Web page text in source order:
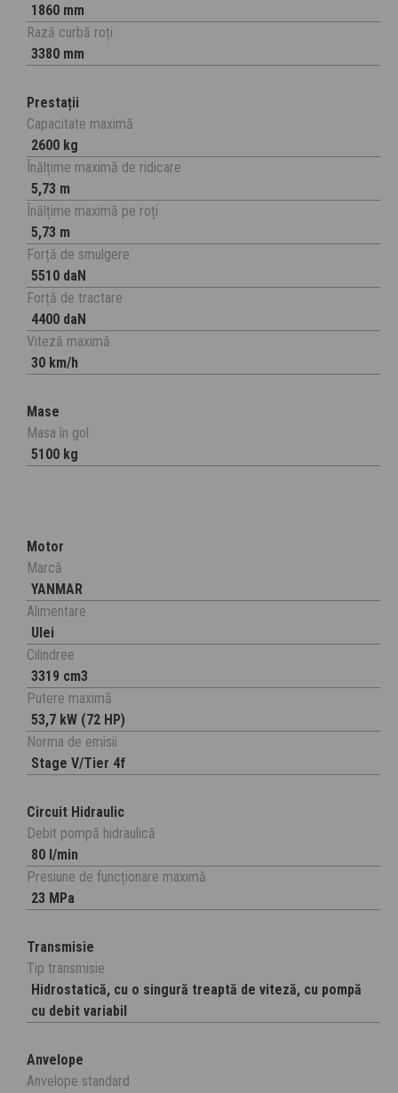
1860 mm
Rază curbă roți
3380 mm
Prestații
Capacitate maximă
2600 kg
Înălțime maximă de ridicare
5,73 m
Înălțime maximă pe roți
5,73 m
Forță de smulgere
5510 daN
Forță de tractare
4400 daN
Viteză maximă
30 km/h
Mase
Masa în gol
5100 kg
Motor
Marcă
YANMAR
Alimentare
Ulei
Cilindree
3319 cm3
Putere maximă
53,7 kW (72 HP)
Norma de emisii
Stage V/Tier 4f
Circuit Hidraulic
Debit pompă hidraulică
80 l/min
Presiune de funcționare maximă
23 MPa
Transmisie
Tip transmisie
Hidrostatică, cu o singură treaptă de viteză, cu pompă
cu debit variabil
Anvelope
Anvelope standard